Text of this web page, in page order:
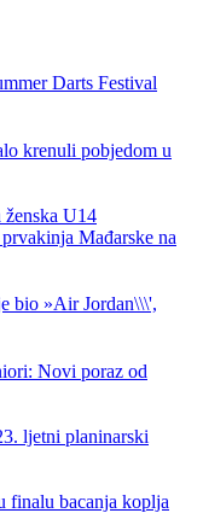
Darts Festival
krenuli pobjedom u
ženska U14
Mađarske na
bio »Air Jordan\\\',
Novi poraz od
ljetni planinarski
finalu bacanja koplja